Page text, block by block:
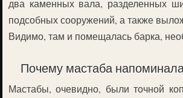
два каменных вала, разделенных
подсобных сооружений, а также
Видимо, там и помещалась барка,
Почему мастаба
Мастабы, очевидно, были точной